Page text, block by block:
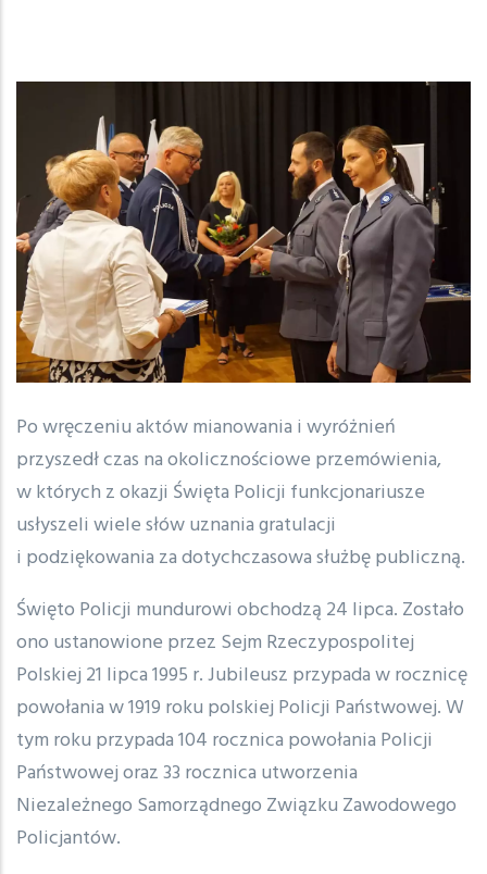
Po wręczeniu aktów mianowania i wyróżnień
przyszedł czas na okolicznościowe przemówienia,
w których z okazji Święta Policji funkcjonariusze
usłyszeli wiele słów uznania gratulacji
i podziękowania za dotychczasowa służbę publiczną.
Święto Policji mundurowi obchodzą 24 lipca. Zostało
ono ustanowione przez Sejm Rzeczypospolitej
Polskiej 21 lipca 1995 r. Jubileusz przypada w rocznicę
powołania w 1919 roku polskiej Policji Państwowej. W
tym roku przypada 104 rocznica powołania Policji
Państwowej oraz 33 rocznica utworzenia
Niezależnego Samorządnego Związku Zawodowego
Policjantów.